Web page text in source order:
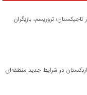
تروریسم، بازیگران
در شرایط جدید منطقه‌ای